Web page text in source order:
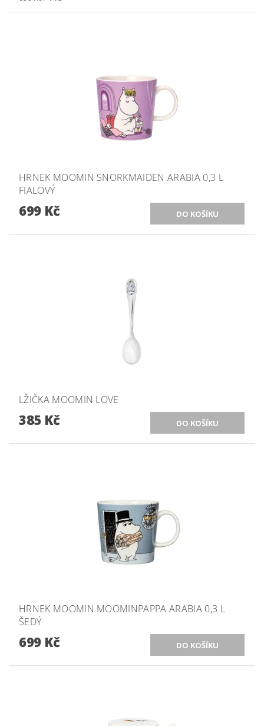
HRNEK MOOMIN SNORKMAIDEN ARABIA 0,3 L
FIALOVÝ
699 Kč
LŽIČKA MOOMIN LOVE
385 Kč
HRNEK MOOMIN MOOMINPAPPA ARABIA 0,3 L
ŠEDÝ
699 Kč